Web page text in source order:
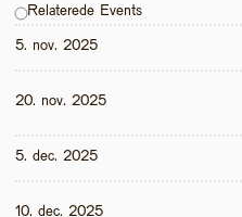
Relaterede Events
5. nov. 2025
20. nov. 2025
5. dec. 2025
10. dec. 2025